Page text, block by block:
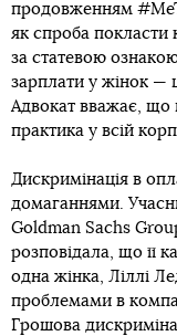
продовженням
як спроба покласти
за статевою
зарплати у жінок —
Адвокат вважає, що
практика у всій
Дискримінація в
домаганнями.
Goldman Sachs
розповідала, що її
одна жінка, Ліллі
проблемами в
Грошова